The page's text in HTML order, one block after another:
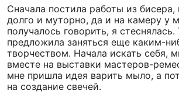
Сначала постила работы из бисера,
долго и муторно, да и на камеру у
получалось говорить, я
предложила заняться еще каким-
творчеством. Начала искать себя,
вместе на выставки мастеров-
мне пришла идея варить мыло, а
на создание свечей.